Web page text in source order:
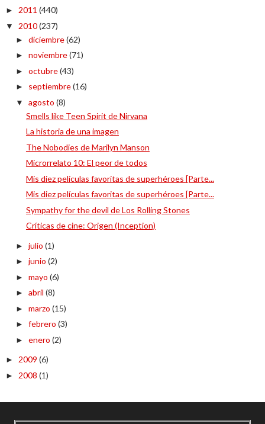
► 2011 (440)
▼ 2010(237)
► diciembre(62)
► noviembre(71)
► octubre(43)
► septiembre(16)
▼ agosto (8)
Smells like Teen Spirit de Nirvana
La historia de una imagen
The Nobodies de Marilyn Manson
Microrrelato 10: El peor de todos
Mis diez películas favoritas de superhéroes [Parte...
Mis diez películas favoritas de superhéroes [Parte...
Sympathy for the devil de Los Rolling Stones
Críticas de cine: Origen (Inception)
► julio (1)
► junio (2)
► mayo (6)
► abril (8)
► marzo (15)
► febrero (3)
► enero (2)
► 2009 (6)
► 2008 (1)